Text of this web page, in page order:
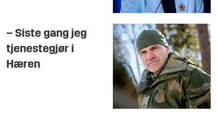
– Siste gang jeg
tjenestegjør i
Hæren